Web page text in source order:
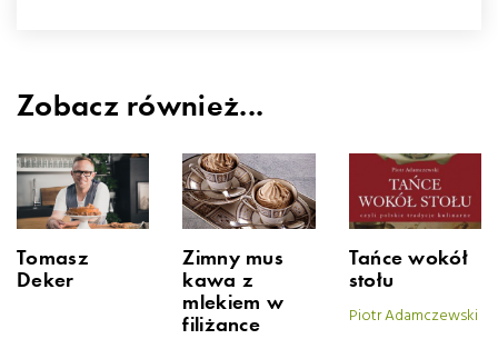
Zobacz również...
Tomasz
Deker
Zimny mus
kawa z
mlekiem w
filiżance
Tańce wokół
stołu
Piotr Adamczewski